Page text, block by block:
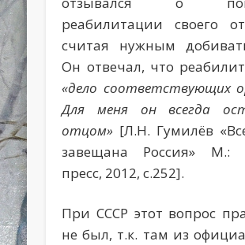
реабилитации своего
считая нужным
Он отвечал, что
«дело соответствующих
Для меня он всегда
отцом» [Л.Н. Гумилёв
завещана Россия» М.:
пресс, 2012, с.252].
При СССР этот вопрос
не был, т.к. там из